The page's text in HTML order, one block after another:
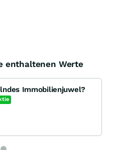
enthaltenen Werte
Immobilienjuwel?